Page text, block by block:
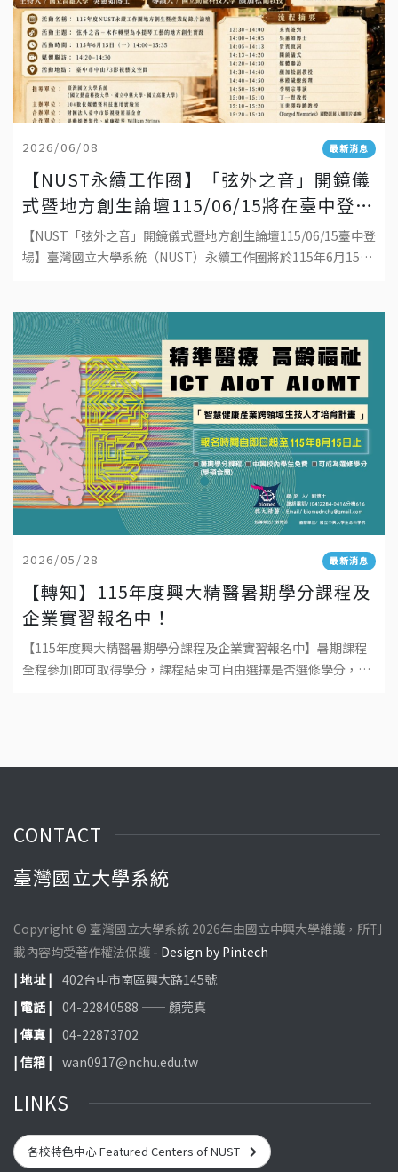
2026/06/08 最新消息
【NUST永續工作圈】「弦外之音」開鏡儀
式暨地方創生論壇115/06/15將在臺中登
場！
【NUST「弦外之音」開鏡儀式暨地方創生論壇115/06/15臺中登
場】臺灣國立大學系統（NUST）永續工作圈將於115年6月15日
2026/05/28 最新消息
【轉知】115年度興大精醫暑期學分課程及
企業實習報名中！
【115年度興大精醫暑期學分課程及企業實習報名中】暑期課程
全程參加即可取得學分，課程結束可自由選擇是否選修學分，成
CONTACT
臺灣國立大學系統
Copyright © 臺灣國立大學系統 2026年由國立中興大學維護，所刊
載內容均受著作權法保護 - Design by Pintech
| 地址 | 402台中市南區興大路145號
| 電話 | 04-22840588 —— 顏莞真
| 傳真 | 04-22873702
| 信箱 | wan0917@nchu.edu.tw
LINKS
各校特色中心 Featured Centers of NUST